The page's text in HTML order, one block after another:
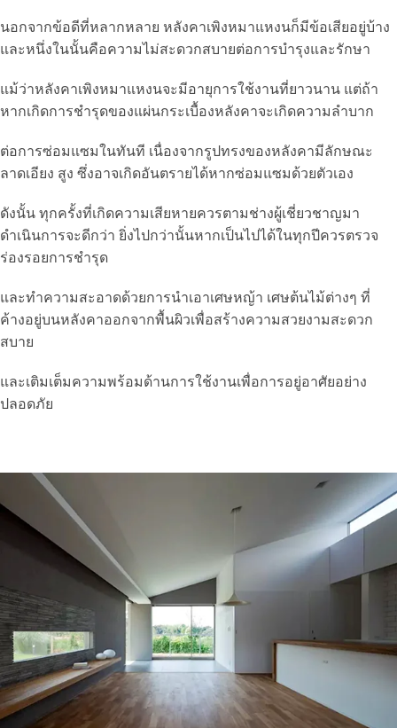
นอกจากข้อดีที่หลากหลาย หลังคาเพิงหมาแหงนก็มีข้อเสียอยู่บ้าง
และหนึ่งในนั้นคือความไม่สะดวกสบายต่อการบำรุงและรักษา
แม้ว่าหลังคาเพิงหมาแหงนจะมีอายุการใช้งานที่ยาวนาน แต่ถ้า
หากเกิดการชำรุดของแผ่นกระเบื้องหลังคาจะเกิดความลำบาก
ต่อการซ่อมแซมในทันที เนื่องจากรูปทรงของหลังคามีลักษณะ
ลาดเอียง สูง ซึ่งอาจเกิดอันตรายได้หากซ่อมแซมด้วยตัวเอง
ดังนั้น ทุกครั้งที่เกิดความเสียหายควรตามช่างผู้เชี่ยวชาญมา
ดำเนินการจะดีกว่า ยิ่งไปกว่านั้นหากเป็นไปได้ในทุกปีควรตรวจ
ร่องรอยการชำรุด
และทำความสะอาดด้วยการนำเอาเศษหญ้า เศษต้นไม้ต่างๆ ที่
ค้างอยู่บนหลังคาออกจากพื้นผิวเพื่อสร้างความสวยงามสะดวก
สบาย
และเติมเต็มความพร้อมด้านการใช้งานเพื่อการอยู่อาศัยอย่าง
ปลอดภัย